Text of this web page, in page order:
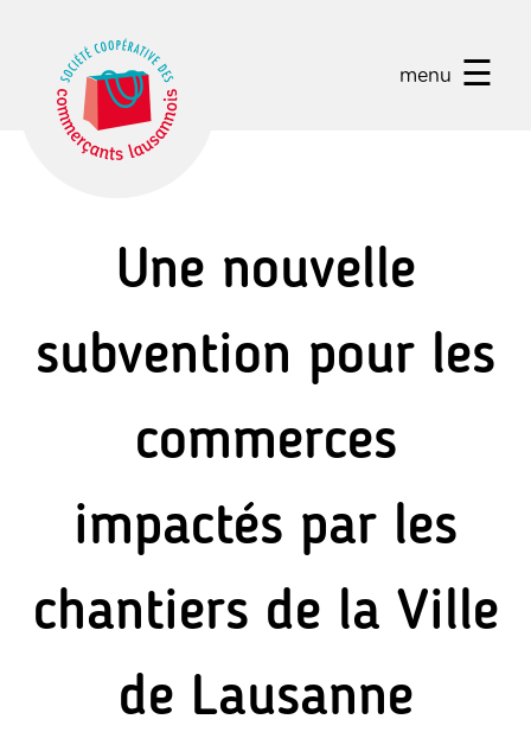
menu ☰
Une nouvelle
subvention pour les
commerces
impactés par les
chantiers de la Ville
de Lausanne